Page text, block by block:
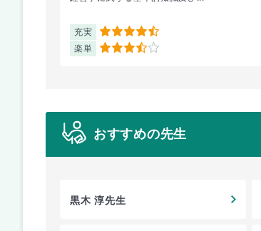
充実 4.5
楽単 3.5
おすすめの先生
黒木 淳先生